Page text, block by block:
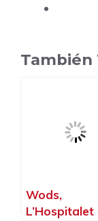
También
Wods,
L’Hospitalet